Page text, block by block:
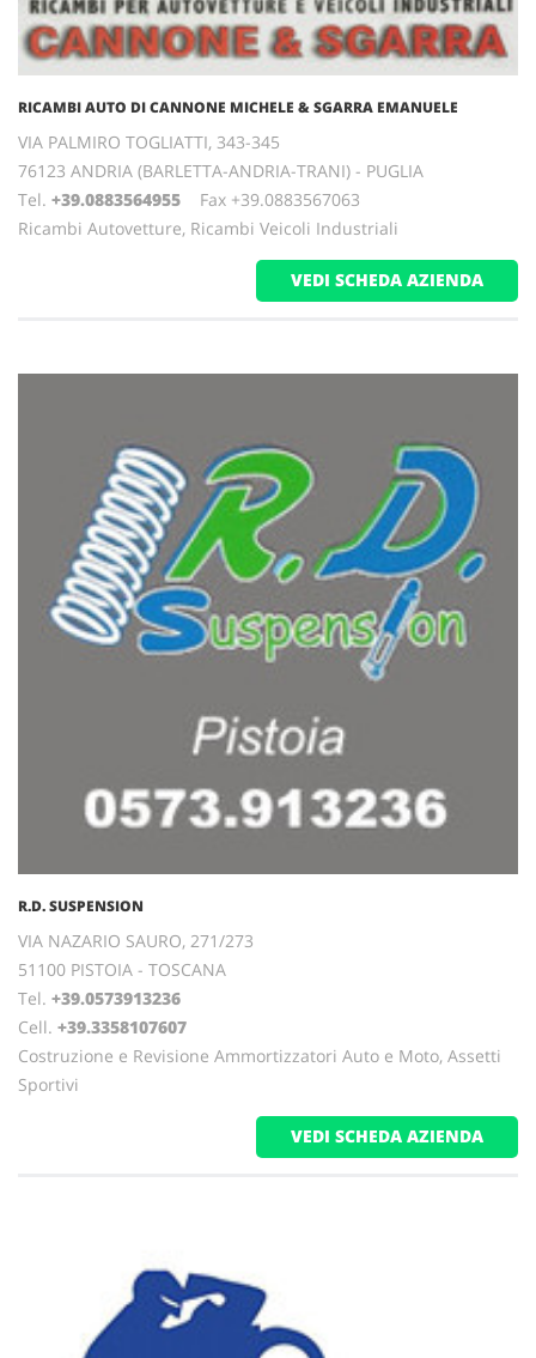
RICAMBI AUTO DI CANNONE MICHELE & SGARRA EMANUELE
VIA PALMIRO TOGLIATTI, 343-345
76123 ANDRIA (BARLETTA-ANDRIA-TRANI) - PUGLIA
Tel. +39.0883564955 Fax +39.0883567063
Ricambi Autovetture, Ricambi Veicoli Industriali
VEDI SCHEDA AZIENDA
R.D. SUSPENSION
VIA NAZARIO SAURO, 271/273
51100 PISTOIA - TOSCANA
Tel. +39.0573913236
Cell. +39.3358107607
Costruzione e Revisione Ammortizzatori Auto e Moto, Assetti
Sportivi
VEDI SCHEDA AZIENDA